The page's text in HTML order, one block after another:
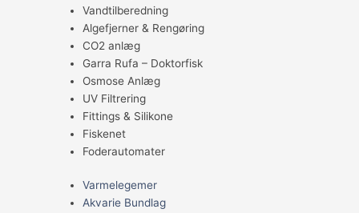
Vandtilberedning
Algefjerner & Rengøring
CO2 anlæg
Garra Rufa – Doktorfisk
Osmose Anlæg
UV Filtrering
Fittings & Silikone
Fiskenet
Foderautomater
Varmelegemer
Akvarie Bundlag